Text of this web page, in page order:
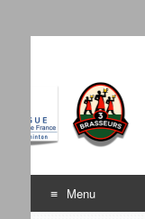
Bienvenue
Menu